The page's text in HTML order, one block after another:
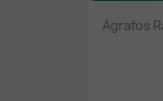
Agrafos